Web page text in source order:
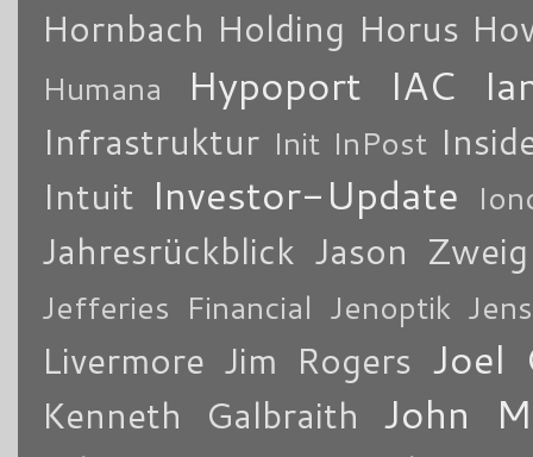
Hornbach Holding Horus
Humana Hypoport IAC
Infrastruktur Init InPost
Intuit Investor-Update
Jahresrückblick Jason Zweig
Jefferies Financial Jenoptik
Livermore Jim Rogers Joel
Kenneth Galbraith John